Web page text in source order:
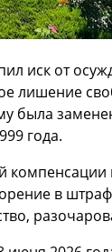
иск от
лишение
была
года.
в